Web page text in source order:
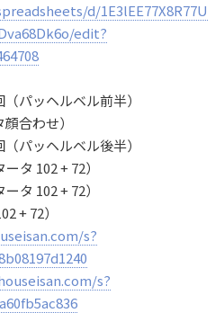
d/1E3lEE77X8R77U
edit?
パッヘルベル前半）
合わせ）
パッヘルベル後半）
タ 102 + 72）
タ 102 + 72）
+ 72）
s?
s?